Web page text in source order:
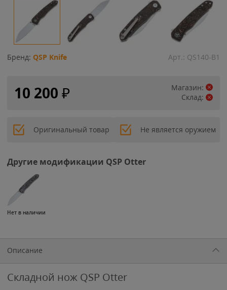
Бренд: QSP Knife Арт.: QS140-B1
10 200 ₽
Магазин:
Склад:
Оригинальный товар Не является оружием
Другие модификации QSP Otter
Нет в наличии
Описание
Складной нож QSP Otter